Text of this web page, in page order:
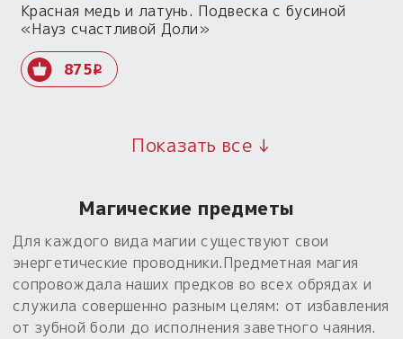
Красная медь и латунь. Подвеска с бусиной
«Науз счастливой Доли»
875i
Показать все ↓
Магические предметы
Для каждого вида магии существуют свои
энергетические проводники.Предметная магия
сопровождала наших предков во всех обрядах и
служила совершенно разным целям: от избавления
от зубной боли до исполнения заветного чаяния.